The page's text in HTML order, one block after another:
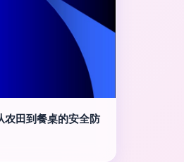
农田到餐桌的安全防